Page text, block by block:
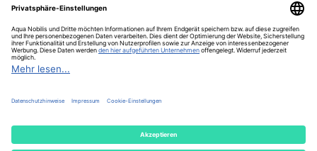
EMAIL-
ADRESSE
Alle Preise inkl. gesetzlicher USt., zzgl.
© Aqua Nobilis